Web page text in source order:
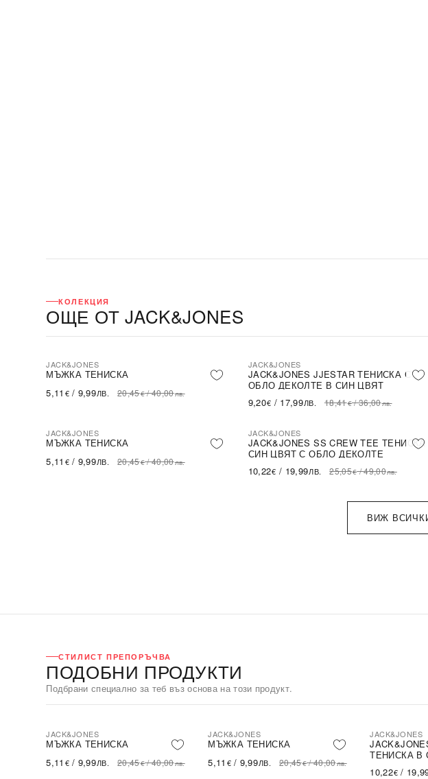
КОЛЕКЦИЯ
ОЩЕ ОТ JACK&JONES
-75% SALE
JACK&JONES
МЪЖКА ТЕНИСКА
5,11 €/ 9,99ЛВ. 20,45€/40,00лв.
-50% SALE
JACK&JONES
JACK&JONES JJESTAR ТЕНИСКА С
ОБЛО ДЕКОЛТЕ В СИН ЦВЯТ
9,20€ / 17,99ЛВ. 18,41€/36,00лв.
-75% SALE
JACK&JONES
МЪЖКА ТЕНИСКА
5,11 €/ 9,99ЛВ. 20,45€/40,00лв.
-59% SALE
JACK&JONES
JACK&JONES SS CREW TEE
СИН ЦВЯТ С ОБЛО ДЕКОЛТЕ
10,22€ / 19,99ЛВ. 25,05€/49,00лв.
ВИЖ
СТИЛИСТ ПРЕПОРЪЧВА
ПОДОБНИ ПРОДУКТИ
Подбрани специално за теб въз основа на този продукт.
-75% SALE
JACK&JONES
МЪЖКА ТЕНИСКА
5,11 €/ 9,99ЛВ. 20,45€/40,00лв.
-75% SALE
JACK&JONES
МЪЖКА ТЕНИСКА
5,11 €/ 9,99ЛВ. 20,45€/40,00лв.
-59%
JACK&JONES
ТЕНИСКА В
ДЕКОЛТЕ
10,22€ /